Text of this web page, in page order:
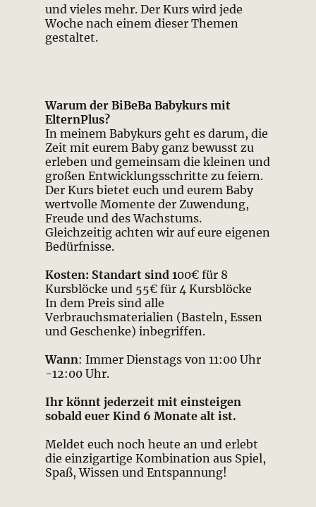
und vieles mehr. Der Kurs wird jede
Woche nach einem dieser Themen
gestaltet.
Warum der BiBeBa Babykurs mit
ElternPlus?
In meinem Babykurs geht es darum, die
Zeit mit eurem Baby ganz bewusst zu
erleben und gemeinsam die kleinen und
großen Entwicklungsschritte zu feiern.
Der Kurs bietet euch und eurem Baby
wertvolle Momente der Zuwendung,
Freude und des Wachstums.
Gleichzeitig achten wir auf eure eigenen
Bedürfnisse.
Kosten: Standart sind 100€ für 8
Kursblöcke und 55€ für 4 Kursblöcke
In dem Preis sind alle
Verbrauchsmaterialien (Basteln, Essen
und Geschenke) inbegriffen.
Wann: Immer Dienstags von 11:00 Uhr
-12:00 Uhr.
Ihr könnt jederzeit mit einsteigen
sobald euer Kind 6 Monate alt ist.
Meldet euch noch heute an und erlebt
die einzigartige Kombination aus Spiel,
Spaß, Wissen und Entspannung!